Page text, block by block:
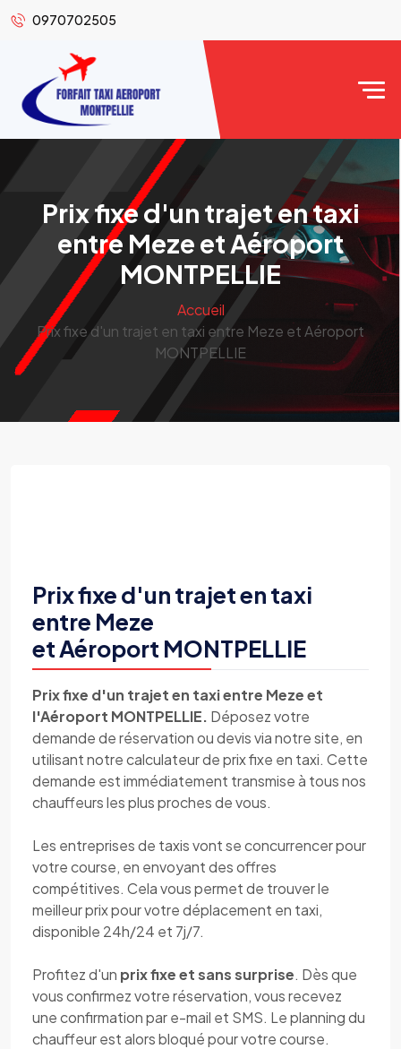
0970702505
Prix fixe d'un trajet en taxi
entre Meze et Aéroport
MONTPELLIE
Accueil
Prix fixe d'un trajet en taxi entre Meze et Aéroport
MONTPELLIE
Prix fixe d'un trajet en taxi
entre Meze
et Aéroport MONTPELLIE
Prix fixe d'un trajet en taxi entre Meze et
l'Aéroport MONTPELLIE. Déposez votre
demande de réservation ou devis via notre site, en
utilisant notre calculateur de prix fixe en taxi. Cette
demande est immédiatement transmise à tous nos
chauffeurs les plus proches de vous.
Les entreprises de taxis vont se concurrencer pour
votre course, en envoyant des offres
compétitives. Cela vous permet de trouver le
meilleur prix pour votre déplacement en taxi,
disponible 24h/24 et 7j/7.
Profitez d'un prix fixe et sans surprise. Dès que
vous confirmez votre réservation, vous recevez
une confirmation par e-mail et SMS. Le planning du
chauffeur est alors bloqué pour votre course.